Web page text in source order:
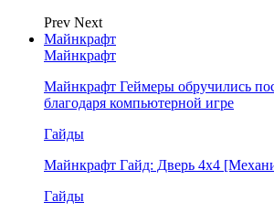
Prev Next
Майнкрафт
Майнкрафт
Майнкрафт Геймеры обручились
благодаря компьютерной игре
Гайды
Майнкрафт Гайд: Дверь 4х4
Гайды